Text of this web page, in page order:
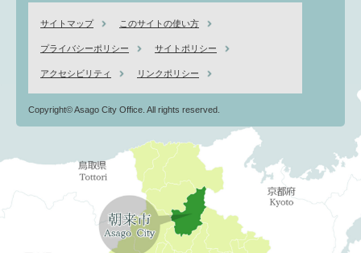
サイトマップ このサイトの使い方
プライバシーポリシー サイトポリシー
アクセシビリティ リンクポリシー
Copyright© Asago City Office. All rights reserved.